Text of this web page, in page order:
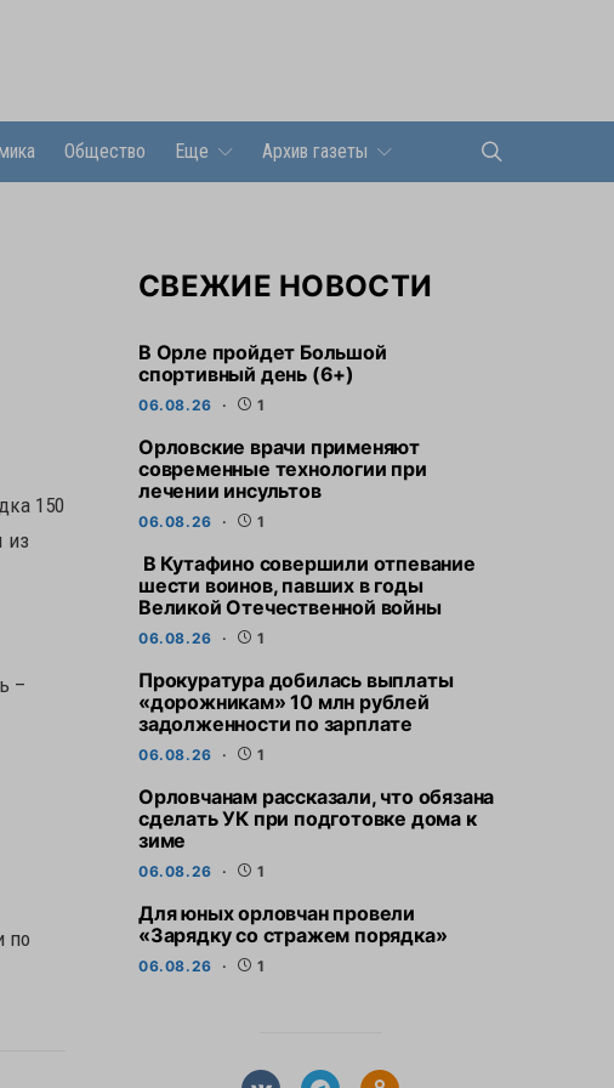
Общество Еще Архив газеты
150
из
–
по
СВЕЖИЕ НОВОСТИ
В Орле пройдет Большой
спортивный день (6+)
06.08.26 1
Орловские врачи применяют
современные технологии при
лечении инсультов
06.08.26 1
В Кутафино совершили отпевание
шести воинов, павших в годы
Великой Отечественной войны
06.08.26 1
Прокуратура добилась выплаты
«дорожникам» 10 млн рублей
задолженности по зарплате
06.08.26 1
Орловчанам рассказали, что обязана
сделать УК при подготовке дома к
зиме
06.08.26 1
Для юных орловчан провели
«Зарядку со стражем порядка»
06.08.26 1